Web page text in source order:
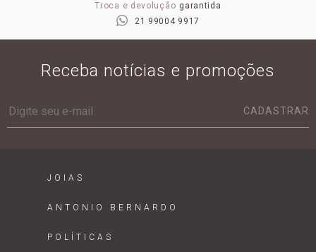
Troca e devolução garantida
21 99004 9917
Receba notícias e promoções
CADASTRAR
JOIAS
ANTONIO BERNARDO
POLÍTICAS